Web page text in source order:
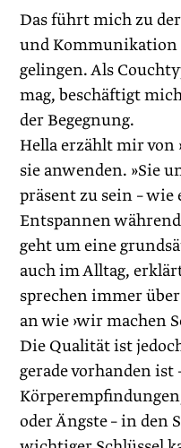
Das führt mich zu
und
gelingen. Als
mag, beschäftigt
der Begegnung.
Hella erzählt mir von
sie anwenden. »Sie
präsent zu sein – wie
Entspannen während
geht um eine
auch im Alltag,
sprechen immer über
an wie ›wir machen
Die Qualität ist
gerade vorhanden ist
oder Ängste – in den